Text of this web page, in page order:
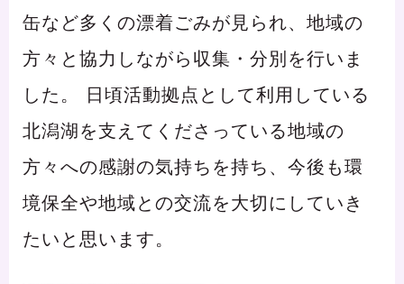
缶など多くの漂着ごみが見られ、地域の
方々と協力しながら収集・分別を行いま
した。 日頃活動拠点として利用している
北潟湖を支えてくださっている地域の
方々への感謝の気持ちを持ち、今後も環
境保全や地域との交流を大切にしていき
たいと思います。